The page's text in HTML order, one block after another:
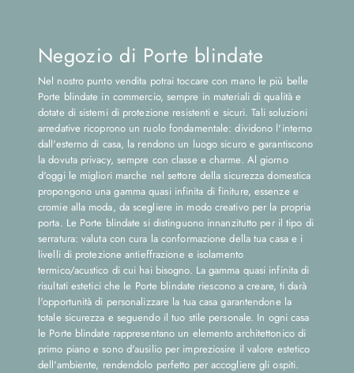
Negozio di Porte blindate
Nel nostro punto vendita potrai toccare con mano le più belle
Porte blindate in commercio, sempre in materiali di qualità e
dotate di sistemi di protezione resistenti e sicuri. Tali soluzioni
arredative ricoprono un ruolo fondamentale: dividono l'interno
dall'esterno di casa, la rendono un luogo sicuro e garantiscono
la dovuta privacy, sempre con classe e charme. Al giorno
d'oggi le migliori marche nel settore della sicurezza domestica
propongono una gamma quasi infinita di finiture, essenze e
cromie alla moda, da scegliere in modo creativo per la propria
porta. Le Porte blindate si distinguono innanzitutto per il tipo di
serratura: valuta con cura la conformazione della tua casa e i
livelli di protezione antieffrazione e isolamento
termico/acustico di cui hai bisogno. La gamma quasi infinita di
risultati estetici che le Porte blindate riescono a creare, ti darà
l'opportunità di personalizzare la tua casa garantendone la
totale sicurezza e seguendo il tuo stile personale. In ogni casa
le Porte blindate rappresentano un elemento architettonico di
primo piano e sono d'ausilio per impreziosire il valore estetico
dell'ambiente, rendendolo perfetto per accogliere gli ospiti.